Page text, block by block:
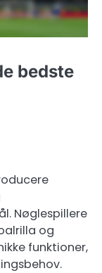
bedste
Nøglespillere
og
funktioner,